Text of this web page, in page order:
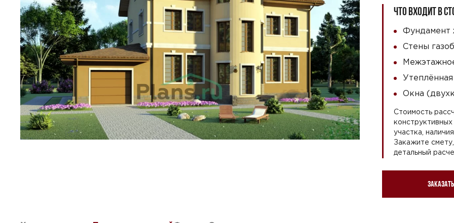
ЧТО ВХОДИТ В
Фундамент
Стены
Окна
Стоимость
участка,
Закажите
детальный